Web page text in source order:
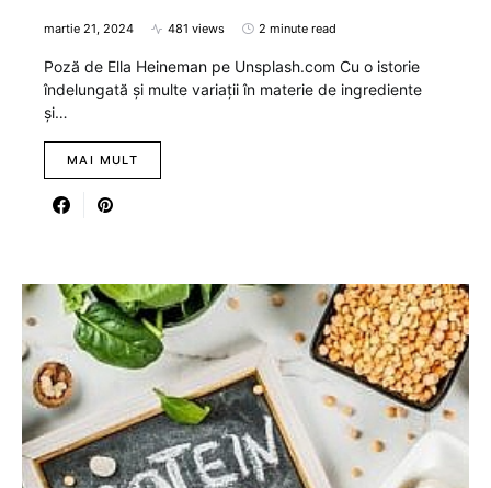
martie 21, 2024 481 views 2 minute read
Poză de Ella Heineman pe Unsplash.com Cu o istorie
îndelungată și multe variații în materie de ingrediente
și…
MAI MULT